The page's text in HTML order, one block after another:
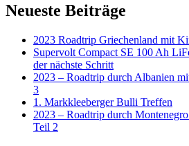
Neueste Beiträge
2023 Roadtrip Griechenland mit
Supervolt Compact SE 100 Ah
der nächste Schritt
2023 – Roadtrip durch Albanien
3
1. Markkleeberger Bulli Treffen
2023 – Roadtrip durch
Teil 2